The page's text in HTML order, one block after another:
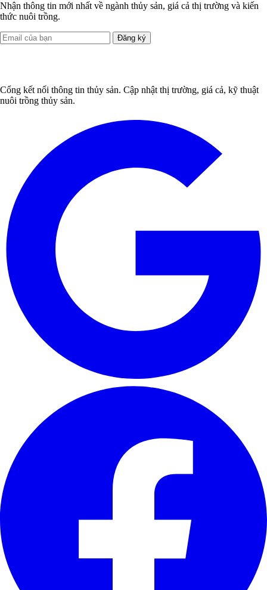
Nhận thông tin mới nhất về ngành thủy sản, giá cả thị trường và kiến
thức nuôi trồng.
Đăng ký
Cổng kết nối thông tin thủy sản. Cập nhật thị trường, giá cả, kỹ thuật
nuôi trồng thủy sản.